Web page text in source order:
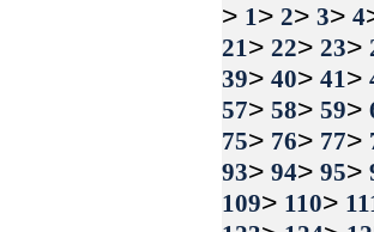
> 1 > 2> 3> 4
21 > 22> 23>
39> 40> 41 >
57> 58> 59>
75> 76> 77>
93> 94> 95>
109> 110>